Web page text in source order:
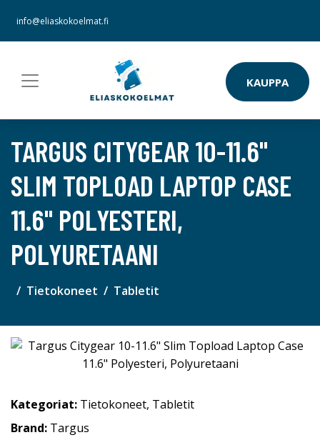
info@eliaskokoelmat.fi
KAUPPA
TARGUS CITYGEAR 10-11.6"
SLIM TOPLOAD LAPTOP CASE
11.6" POLYESTERI,
POLYURETAANI
Tietokoneet Tabletit
Kategoriat: Tietokoneet, Tabletit
Brand: Targus